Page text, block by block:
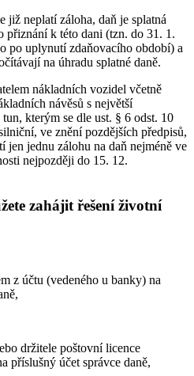
již neplatí záloha, daň je splatná
přiznání k této dani (tzn. do 31. 1.
po uplynutí zdaňovacího období) a
na úhradu splatné daně.
nákladních vozidel včetně
návěsů s největší
kterým se dle ust. § 6 odst. 10
ve znění pozdějších předpisů,
jen jednu zálohu na daň nejméně ve
nejpozději do 15. 12.
zahájit řešení životní
z účtu (vedeného u banky) na
držitele poštovní licence
příslušný účet správce daně,